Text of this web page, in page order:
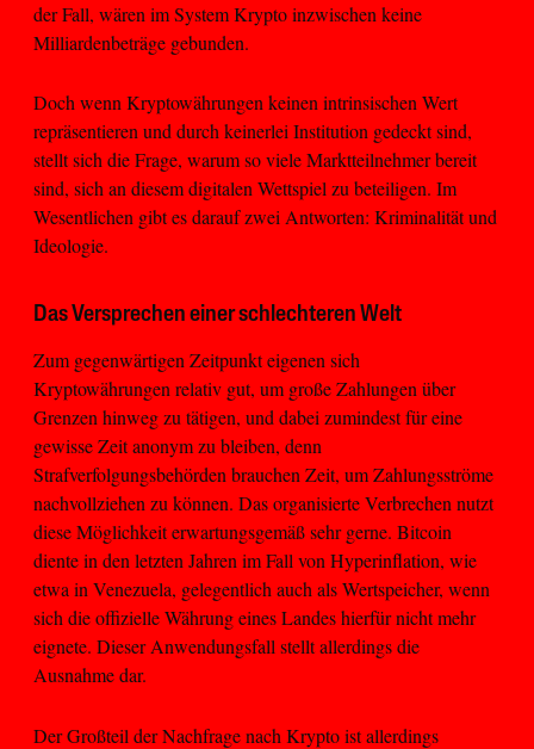
der Fall, wären im System Krypto inzwischen keine
Milliardenbeträge gebunden.
Doch wenn Kryptowährungen keinen intrinsischen Wert
repräsentieren und durch keinerlei Institution gedeckt sind,
stellt sich die Frage, warum so viele Marktteilnehmer bereit
sind, sich an diesem digitalen Wettspiel zu beteiligen. Im
Wesentlichen gibt es darauf zwei Antworten: Kriminalität und
Ideologie.
Das Versprechen einer schlechteren Welt
Zum gegenwärtigen Zeitpunkt eigenen sich
Kryptowährungen relativ gut, um große Zahlungen über
Grenzen hinweg zu tätigen, und dabei zumindest für eine
gewisse Zeit anonym zu bleiben, denn
Strafverfolgungsbehörden brauchen Zeit, um Zahlungsströme
nachvollziehen zu können. Das organisierte Verbrechen nutzt
diese Möglichkeit erwartungsgemäß sehr gerne. Bitcoin
diente in den letzten Jahren im Fall von Hyperinflation, wie
etwa in Venezuela, gelegentlich auch als Wertspeicher, wenn
sich die offizielle Währung eines Landes hierfür nicht mehr
eignete. Dieser Anwendungsfall stellt allerdings die
Ausnahme dar.
Der Großteil der Nachfrage nach Krypto ist allerdings